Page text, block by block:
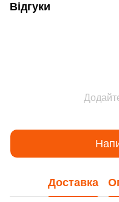
Відгуки
Доставка